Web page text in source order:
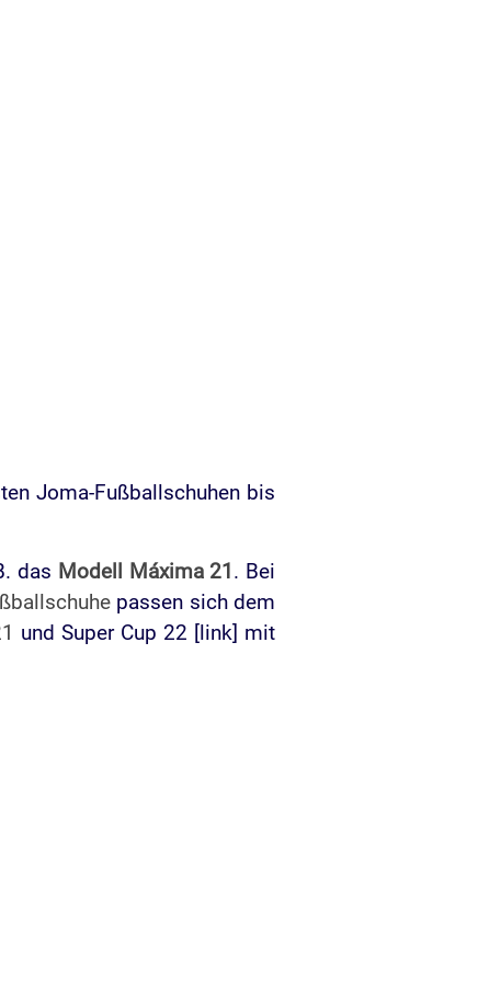
Joma-Fußballschuhen bis
das Modell Máxima 21 . Bei
passen sich dem
und Super Cup 22 [link] mit